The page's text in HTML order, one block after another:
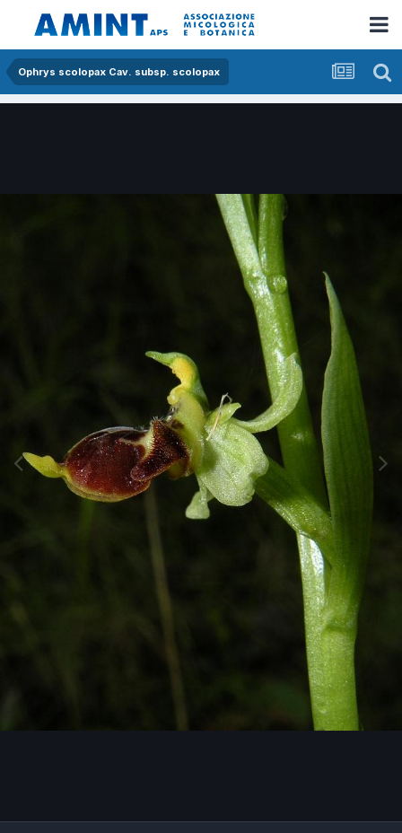
Ophrys scolopax Cav. subsp. scolopax